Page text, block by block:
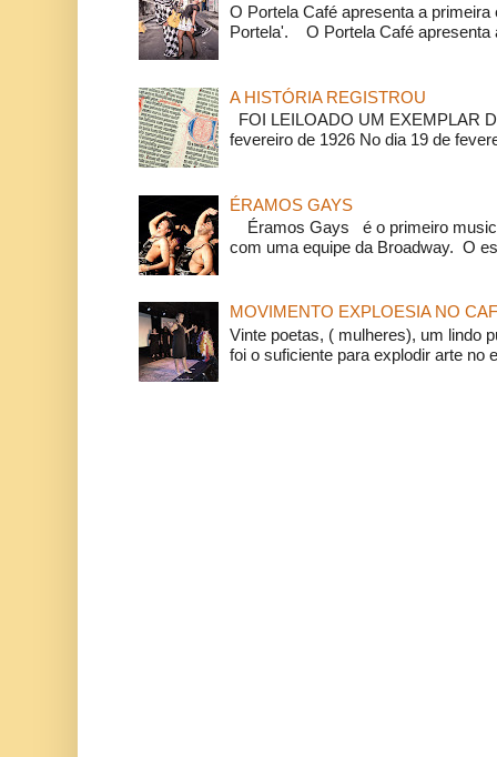
O Portela Café apresenta a
Portela'. O Portela Café apresenta
A HISTÓRIA REGISTROU
FOI LEILOADO UM EXEMPLAR
fevereiro de 1926 No dia 19 de
ÉRAMOS GAYS
Éramos Gays é o primeiro
com uma equipe da Broadway. O
MOVIMENTO EXPLOESIA NO
Vinte poetas, ( mulheres), um lindo
foi o suficiente para explodir arte no